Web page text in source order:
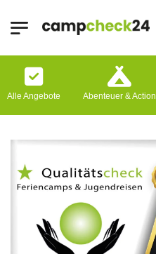
Alle Angebote Abenteuer & Action